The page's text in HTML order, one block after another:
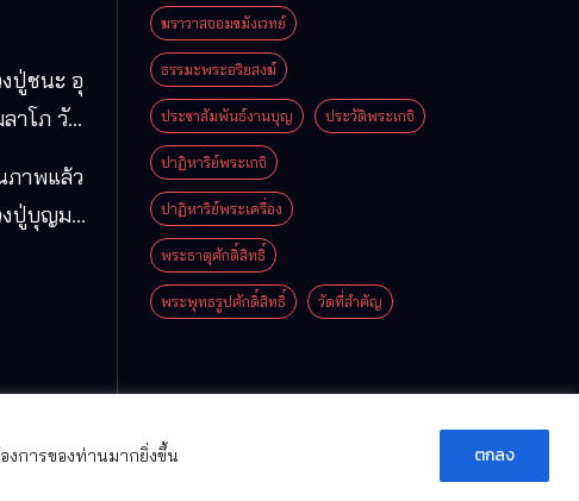
การของท่านมากยิ่งขึ้น ตกลง
ปู่ชนะ อุ
าโภ วัด
าสารคาม
าพแล้ว
ปู่บุญมา
ฆราวาสจอมขมังเวทย์
ธรรมะพระอริยสงฆ์
ประชาสัมพันธ์งานบุญ ประวัติพระเกจิ
ปาฏิหาริย์พระเกจิ
ปาฏิหาริย์พระเครื่อง
พระธาตุศักดิ์สิทธิ์
พระพุทธรูปศักดิ์สิทธิ์ วัดที่สําคัญ